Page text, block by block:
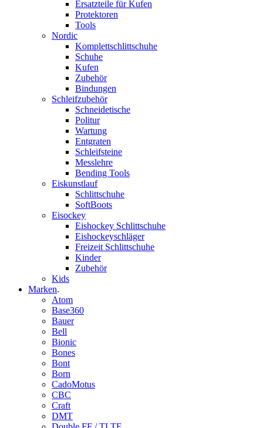
Ersatzteile für Kufen
Protektoren
Tools
Nordic
Komplettschlittschuhe
Schuhe
Kufen
Zubehör
Bindungen
Schleifzubehör
Schneidetische
Politur
Wartung
Entgraten
Schleifsteine
Messlehre
Bending Tools
Eiskunstlauf
Schlittschuhe
SoftBoots
Eisockey
Eishockey Schlittschuhe
Eishockeyschläger
Freizeit Schlittschuhe
Kinder
Zubehör
Kids
Marken.
Atom
Base360
Bauer
Bell
Bionic
Bones
Bont
Born
CadoMotus
CBC
Craft
DMT